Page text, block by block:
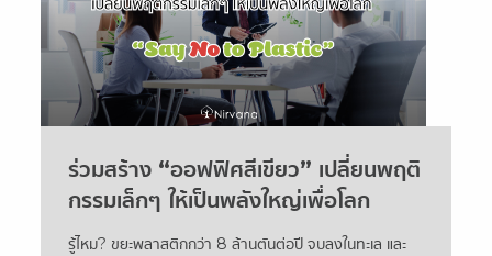
ร่วมสร้าง “ออฟฟิศสีเขียว” เปลี่ยนพฤติ
กรรมเล็กๆ ให้เป็นพลังใหญ่เพื่อโลก
รู้ไหม? ขยะพลาสติกกว่า 8 ล้านตันต่อปี จบลงในทะเล และ